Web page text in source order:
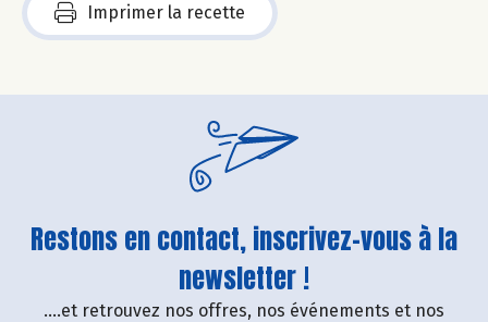
Imprimer la recette
Restons en contact, inscrivez-vous à la
newsletter !
....et retrouvez nos offres, nos événements et nos